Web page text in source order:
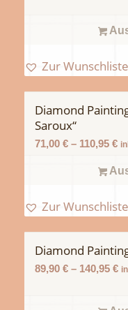
Zur
Diamond
Saroux“
71,00 €– 110,95 €
Zur
Diamond
89,90 €– 140,95 €